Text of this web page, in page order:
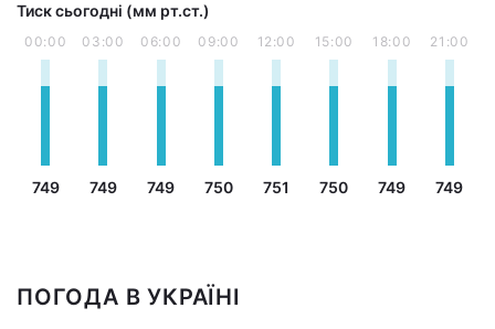
Тиск сьогодні (мм рт.ст.)
00:00
749
03:00
749
06:00
749
09:00
750
12:00
751
15:00
750
18:00
749
21:00
749
ПОГОДА В УКРАЇНІ